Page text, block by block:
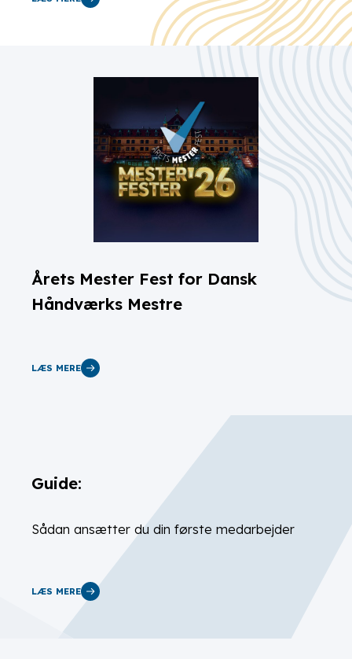
Årets Mester Fest for Dansk
Håndværks Mestre
LÆS MERE
Guide:
Sådan ansætter du din første medarbejder
LÆS MERE